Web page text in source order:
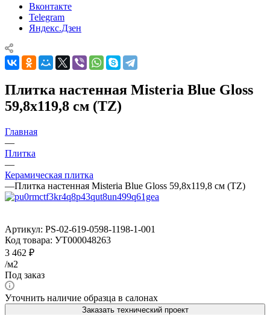
Вконтакте
Telegram
Яндекс.Дзен
Плитка настенная Misteria Blue Gloss
59,8x119,8 см (TZ)
Главная
—
Плитка
—
Керамическая плитка
—Плитка настенная Misteria Blue Gloss 59,8x119,8 см (TZ)
Артикул: PS-02-619-0598-1198-1-001
Код товара: УТ000048263
3 462 ₽
/м2
Под заказ
Уточнить наличие образца в салонах
Заказать технический проект